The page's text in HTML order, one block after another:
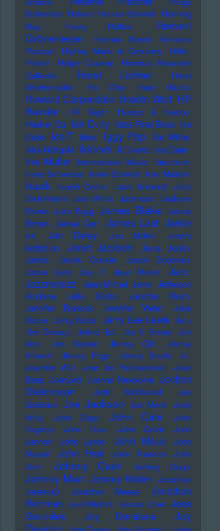
Schneider Helmet Helmut Schmidt Henning
May
Henry Rollins
Herbert
Grönemeyer
Herman Brood
Hermeto
Pascoal
HipHop Made in Germany
Hitler
Hitster
Holger Czukay
Honolulu Mountain
Daffodils
Horst Lichter
Horst
Weidenmüller
Hot Chip Hotel Rimini
Howard Carpendale Howlin Wolf HP
Baxxter
HR Giger
Humpe & Humpe
Hüsker Dü Ian Dury Ibiza Final Boss Ice
Cube
Ice-T Ideal Iggy Pop Ike White
Ikke Hüftgold Ikkimel Il Civetto Ina Deter
Ina Müller International Music Interzone
Irene Schweizer Irmin Schmidt Iron Maiden
Isaak Isaiah Collier Jack Antonoff Jack
DeJohnette Jack White Jackmate Jackson
Brown Jake Bugg James Blake James
Brown James Carr James Last Jamie
xx
Jan Delay Jan Müller
Jane's
Addiction
Janet Jackson
Janis Joplin
Jantra
Jarvis Cocker
Jason Donovan
Jason Lytle
Jay Z Jaye Muller
Jazz
Jazzmatazz Jean-Michel Jarre Jefferson
Airplane
Jello Biafra
Jennifer Finch
Jennifer Rostock
Jennifer Weist
Jens
Balzer Jerry Butler Jerry Lee Lewis Jeru
The Damaja Jethro Tull Jim E Brown Jim
Kerr
Jim Rakete Jimmy Cliff
Jimmy
Kimmel
Jimmy Page Jimmy Savile
JJ
Joachim Witt Joan As Policewoman Joan
Baez JoanJett Joanna Newsome Jochen
Distelmayer
Jock McDonald
Joe
Goddard Joe Jackson Joe Meek Joey
Kelly
John Cage John Cale
John
Fogerty
John Foxx John Grant
John
Lennon
John Lydon John Maus
John
Mayall
John Peel John Travolta
John
Zorn
Johnny Cash Johnny Depp
Johnny Marr Johnny Rotten Jonathan
Jeremiah
Jonathan Meese
Jonathan
Richman Joni Mitchell Jonzun Crew Jose
Gonzales
Joy Denalane
Joy